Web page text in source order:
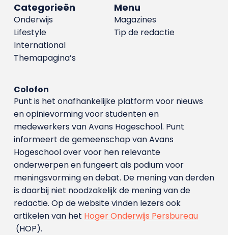
Menu
Magazines
Tip de redactie
Categorieën
Onderwijs
Lifestyle
International
Themapagina’s
Colofon
Punt is het onafhankelijke platform voor nieuws
en opinievorming voor studenten en
medewerkers van Avans Hoge­school. Punt
informeert de gemeenschap van Avans
Hogeschool over voor hen relevante
onderwerpen en fungeert als podium voor
meningsvorming en debat. De mening van derden
is daarbij niet noodzakelijk de mening van de
redactie. Op de website vinden lezers ook
artikelen van het Hoger Onderwijs Persbureau
(HOP).